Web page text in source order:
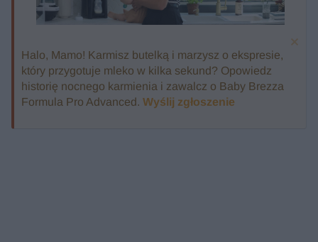
Halo, Mamo! Karmisz butelką i marzysz o ekspresie,
który przygotuje mleko w kilka sekund? Opowiedz
historię nocnego karmienia i zawalcz o Baby Brezza
Formula Pro Advanced. Wyślij zgłoszenie